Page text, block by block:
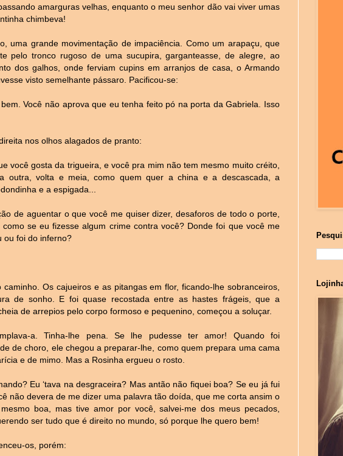
amarguras velhas, enquanto o meu senhor dão vai viver umas
chimbeva!
uma grande movimentação de impaciência. Como um arapaçu, que
pelo tronco rugoso de uma sucupira, garganteasse, de alegre, ao
dos galhos, onde ferviam cupins em arranjos de casa, o Armando
visto semelhante pássaro. Pacificou-se:
Você não aprova que eu tenha feito pó na porta da Gabriela. Isso
nos olhos alagados de pranto:
você gosta da trigueira, e você pra mim não tem mesmo muito créito,
outra, volta e meia, como quem quer a china e a descascada, a
e a espigada...
de aguentar o que você me quiser dizer, desaforos de todo o porte,
se eu fizesse algum crime contra você? Donde foi que você me
ou foi do inferno?
Os cajueiros e as pitangas em flor, ficando-lhe sobranceiros,
de sonho. E foi quase recostada entre as hastes frágeis, que a
de arrepios pelo corpo formoso e pequenino, começou a soluçar.
a. Tinha-lhe pena. Se lhe pudesse ter amor! Quando foi
de choro, ele chegou a preparar-lhe, como quem prepara uma cama
e de mimo. Mas a Rosinha ergueu o rosto.
Eu ‘tava na desgraceira? Mas antão não fiquei boa? Se eu já fui
não devera de me dizer uma palavra tão doída, que me corta ansim o
boa, mas tive amor por você, salvei-me dos meus pecados,
ser tudo que é direito no mundo, só porque lhe quero bem!
os, porém: